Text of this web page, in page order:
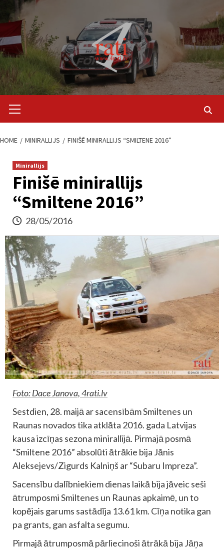
content
Menu
HOME MINIRALLIJS FINIŠĒ MINIRALLIJS “SMILTENE 2016”
Minirallijs
Finišē minirallijs
“Smiltene 2016”
28/05/2016
Foto: Dace Janova, 4rati.lv
Sestdien, 28. maijā ar sacensībām Smiltenes un
Raunas novados tika atklāta 2016. gada Latvijas
kausa izcīņas sezona minirallijā. Pirmajā posmā
“Smiltene 2016” absolūti ātrākie bija Jānis
Aleksejevs/Zigurds Kalniņš ar “Subaru Impreza”.
Sacensību dalībniekiem dienas laikā bija jāveic seši
ātrumposmi Smiltenes un Raunas apkaimē, un to
kopējais garums sastādīja 13.61 km. Cīņa notika gan
pa grants, gan asfalta segumu.
Pirmajā ātrumposmā pārliecinoši ātrākā bija Jāņa